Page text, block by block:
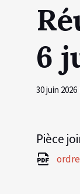
6
30 juin 2026
Pièce